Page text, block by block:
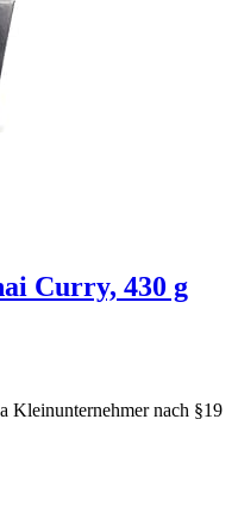
Curry, 430 g
Kleinunternehmer nach §19